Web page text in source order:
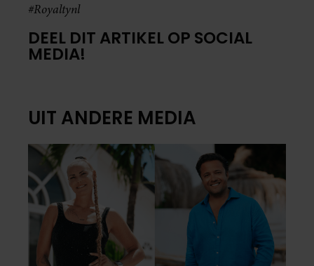
#Royaltynl
DEEL DIT ARTIKEL OP SOCIAL
MEDIA!
UIT ANDERE MEDIA